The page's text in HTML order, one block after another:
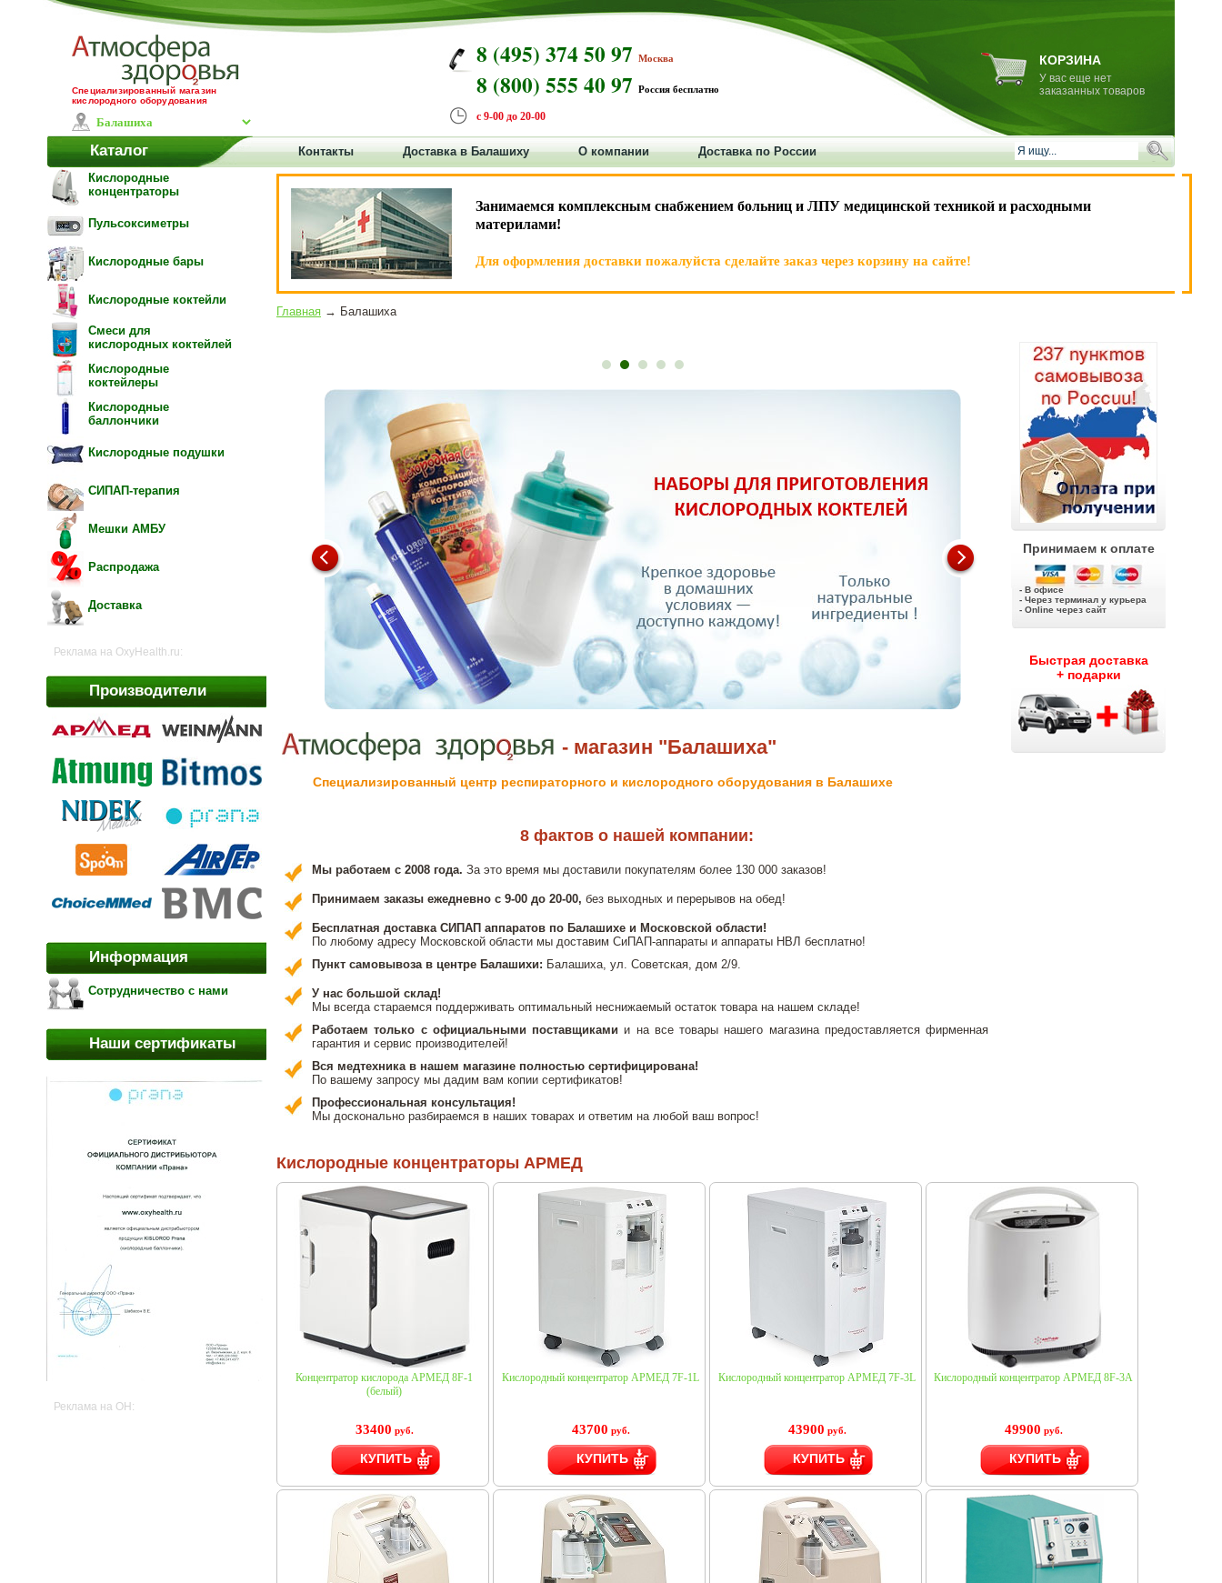
Специализированный магазин
кислородного оборудования
8 (495) 374 50 97 Москва
8 (800) 555 40 97 Россия бесплатно
с 9-00 до 20-00
КОРЗИНА
У вас еще нет
заказанных товаров
Каталог Контакты Доставка в Балашиху О компании
Доставка по России
Кислородные
концентраторы
Пульсоксиметры
Кислородные бары
Кислородные коктейли
Смеси для
кислородных коктейлей
Кислородные
коктейлеры
Кислородные
баллончики
Кислородные подушки
СИПАП-терапия
Мешки АМБУ
Распродажа
Доставка
Реклама на OxyHealth.ru:
Производители
Информация
Сотрудничество с нами
Наши сертификаты
Реклама на OH:
Занимаемся комплексным снабжением больниц и ЛПУ медицинской техникой и расходными
материлами!
Для оформления доставки пожалуйста сделайте заказ через корзину на сайте!
Главная → Балашиха
- магазин "Балашиха"
Специализированный центр респираторного и кислородного оборудования в Балашихе
8 фактов о нашей компании:
Мы работаем с 2008 года. За это время мы доставили покупателям более 130 000 заказов!
Принимаем заказы ежедневно с 9-00 до 20-00, без выходных и перерывов на обед!
Бесплатная доставка СИПАП аппаратов по Балашихе и Московской области!
По любому адресу Московской области мы доставим СиПАП-аппараты и аппараты НВЛ бесплатно!
Пункт самовывоза в центре Балашихи: Балашиха, ул. Советская, дом 2/9.
У нас большой склад!
Мы всегда стараемся поддерживать оптимальный неснижаемый остаток товара на нашем складе!
Работаем только с официальными поставщиками и на все товары нашего магазина предоставляется фирменная
гарантия и сервис производителей!
Вся медтехника в нашем магазине полностью сертифицирована!
По вашему запросу мы дадим вам копии сертификатов!
Профессиональная консультация!
Мы досконально разбираемся в наших товарах и ответим на любой ваш вопрос!
Принимаем к оплате
- В офисе
- Через терминал у курьера
- Online через сайт
Быстрая доставка
+ подарки
Кислородные концентраторы АРМЕД
Концентратор кислорода АРМЕД 8F-1
(белый)
33400 руб.
КУПИТЬ
Кислородный концентратор АРМЕД 7F-1L
43700 руб.
КУПИТЬ
Кислородный концентратор АРМЕД 7F-3L
43900 руб.
КУПИТЬ
Кислородный концентратор АРМЕД 8F-3A
49900 руб.
КУПИТЬ